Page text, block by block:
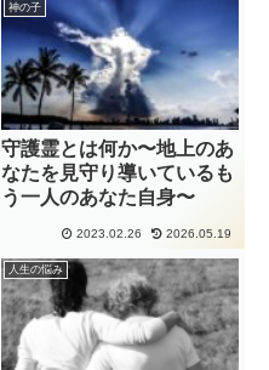
神の子
守護霊とは何か〜地上のあ
なたを見守り導いているも
う一人のあなた自身〜
2023.02.26 2026.05.19
人生の悩み